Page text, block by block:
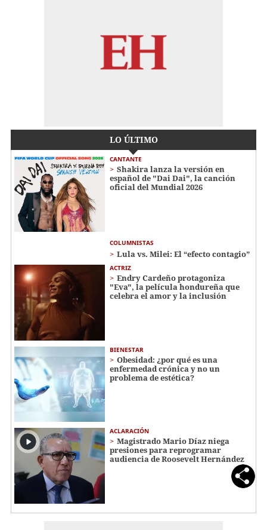
LO ÚLTIMO
CANTANTE
Shakira lanza la versión en
español de "Dai Dai", la canción
oficial del Mundial 2026
COLUMNISTAS
Lula vs. Milei: El “efecto contagio”
ACTRIZ
Endry Cardeño protagoniza
"Eva", la película hondureña que
celebra el amor y la inclusión
BIENESTAR
Obesidad: ¿por qué es una
enfermedad crónica y no un
problema de estética?
ACLARACIÓN
Magistrado Mario Díaz niega
presiones para reprogramar
audiencia de Roosevelt Hernández